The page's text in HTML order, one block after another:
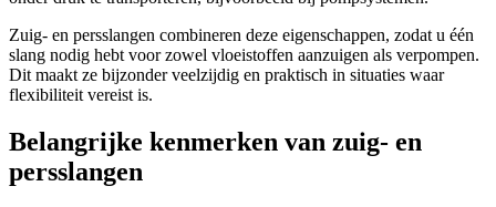
Zuig- en persslangen combineren deze eigenschappen, zodat u één
slang nodig hebt voor zowel vloeistoffen aanzuigen als verpompen.
Dit maakt ze bijzonder veelzijdig en praktisch in situaties waar
flexibiliteit vereist is.
Belangrijke kenmerken van zuig- en
persslangen